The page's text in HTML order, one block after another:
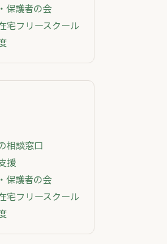
保護者の会
宅フリースクール
相談窓口
援
保護者の会
宅フリースクール